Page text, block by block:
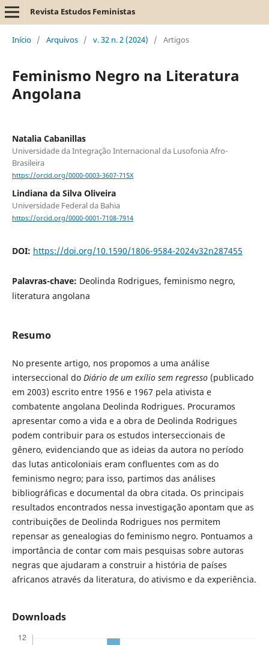
Revista Estudos Feministas
Início / Arquivos / v. 32 n. 2 (2024) / Artigos
Feminismo Negro na Literatura
Angolana
Natalia Cabanillas
Universidade da Integração Internacional da Lusofonia Afro-
Brasileira
https://orcid.org/0000-0003-3607-715X
Lindiana da Silva Oliveira
Universidade Federal da Bahia
https://orcid.org/0000-0001-7108-7914
DOI: https://doi.org/10.1590/1806-9584-2024v32n287455
Palavras-chave: Deolinda Rodrigues, feminismo negro,
literatura angolana
Resumo
No presente artigo, nos propomos a uma análise
interseccional do Diário de um exílio sem regresso(publicado
em 2003) escrito entre 1956 e 1967 pela ativista e
combatente angolana Deolinda Rodrigues. Procuramos
apresentar como a vida e a obra de Deolinda Rodrigues
podem contribuir para os estudos interseccionais de
gênero, evidenciando que as ideias da autora no período
das lutas anticoloniais eram confluentes com as do
feminismo negro; para isso, partimos das análises
bibliográficas e documental da obra citada. Os principais
resultados encontrados nessa investigação apontam que as
contribuições de Deolinda Rodrigues nos permitem
repensar as genealogias do feminismo negro. Pontuamos a
importância de contar com mais pesquisas sobre autoras
negras que ajudaram a construir a história de países
africanos através da literatura, do ativismo e da experiência.
Downloads